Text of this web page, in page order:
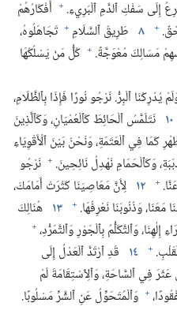
إِلَى سَفْكِ ٱلدَّمِ ٱلْبَرِيءِ.‏ + أَفْكَارُهُمْ
+ ٨ طَرِيقُ ٱلسَّلَامِ + تَجَاهَلُوهُ،‏
مَسَالِكَ مُعْوَجَّةً.‏ + كُلُّ مَنْ يَسْلُكُهَا
ٱلْبِرُّ.‏ نَرْجُو نُورًا فَإِذَا بِٱلظَّلَامِ،‏
١٠ نَتَلَمَّسُ ٱلْحَائِطَ كَٱلْعُمْيَانِ،‏ وَكَٱلَّذِينَ
كَمَا فِي ٱلْعَتَمَةِ،‏ وَنَحْنُ بَيْنَ ٱلْأَقْوِيَاءِ
وَكَٱلْحَمَامِ نَهْدِلُ نَائِحِينَ.‏ + نَرْجُو
+ ١٢ لِأَنَّ مَعَاصِيَنَا كَثُرَتْ أَمَامَكَ،‏
مَعَنَا،‏ وَذُنُوبَنَا نَعْرِفُهَا.‏ + ١٣ هُنَالِكَ
إِلٰهِنَا،‏ وَٱلتَّكَلُّمُ بِٱلْجَوْرِ وَٱلتَّمَرُّدِ،‏ +
+ ١٤ قَدِ ٱرْتَدَّ ٱلْعَدْلُ إِلَى
فِي ٱلسَّاحَةِ،‏ وَٱلِٱسْتِقَامَةَ لَمْ
+ وَٱلْمُتَحَوِّلُ عَنِ ٱلشَّرِّ مَسْلُوبًا.‏